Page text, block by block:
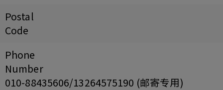
Postal
Code
Phone
Number
010-88435606/13264575190 (邮寄专用)